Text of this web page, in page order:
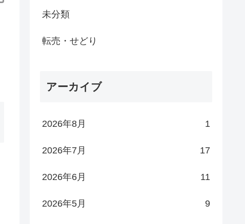
未分類
転売・せどり
アーカイブ
2026年8月 1
2026年7月 17
2026年6月 11
2026年5月 9